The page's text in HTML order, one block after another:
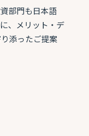
部門も日本語
、メリット・デ
添ったご提案